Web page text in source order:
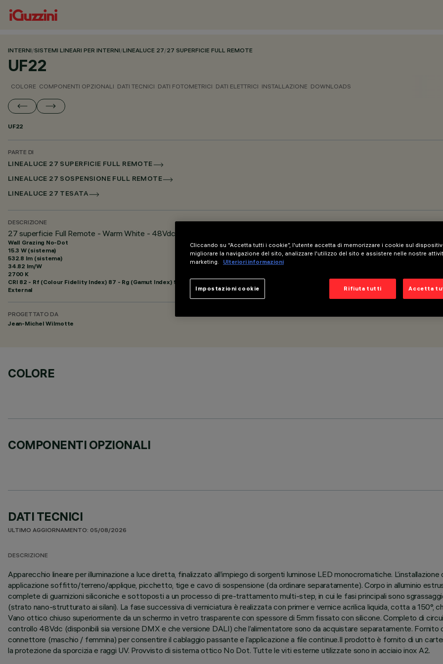
INTERNI/SISTEMI LINEARI PER INTERNI/LINEALUCE 27/27 SUPERFICIE FULL REMOTE
UF22
COLORE COMPONENTI OPZIONALI DATI TECNICI DATI FOTOMETRICI DATI ELETTRICI INSTALLAZIONE DOWNLOADS
UF22
PARTE DI
LINEALUCE 27 SUPERFICIE FULL REMOTE
LINEALUCE 27 SOSPENSIONE FULL REMOTE
LINEALUCE 27 TESATA
DESCRIZIONE
27 superficie Full Remote - Warm White - 48Vdc - L=1216mm - Ottica Wall Grazing No Dot
Wall Grazing No-Dot
15.3 W (sistema)
532.8 lm (sistema)
34.82 lm/W
2700 K
CRI 82 - Rf (Colour Fidelity Index) 87 - Rg (Gamut Index) 95
External
PROGETTATO DA
Jean-Michel Wilmotte
COLORE
COMPONENTI OPZIONALI
DATI TECNICI
ULTIMO AGGIORNAMENTO: 05/08/2026
DESCRIZIONE
Apparecchio lineare per illuminazione a luce diretta, finalizzato all’impiego di sorgenti luminose LED monocromatiche.
applicazione soffitto/terreno/applique, picchetto, tige e cavo di sospensione (da ordinare separatamente). Corpo in alluminio
complete di guarnizioni siliconiche e sottoposti a un processo di pre-trattamento multi-step, in cui le fasi principali sono
(strato nano-strutturato ai silani). La fase successiva di verniciatura è realizzata con primer e vernice acrilica liquida, cotta a 150°,
Vano ottico chiuso superiormente da un schermo in vetro trasparente con spessore di 5mm fissato con silicone. Completo di
controllo 48Vdc (disponibili sia versione DMX e che versione DALI) che l’alimentatore sono da acquistare separatamente.
connettore (maschio / femmina) per consentire il cablaggio passante e l’applicazione a file continue.Il prodotto è fornito di un
la protezione da sporcizia e raggi UV. Provvisto di sistema ottico No Dot. Tutte le viti esterne utilizzate sono in acciaio inox A2.
Cliccando su “Accetta tutti i cookie”, l'utente accetta di memorizzare i cookie sul
migliorare la navigazione del sito, analizzare l'utilizzo del sito e assistere nelle nostre
marketing.
Ulteriori informazioni
Rifiuta tutti Accetta
Impostazioni cookie